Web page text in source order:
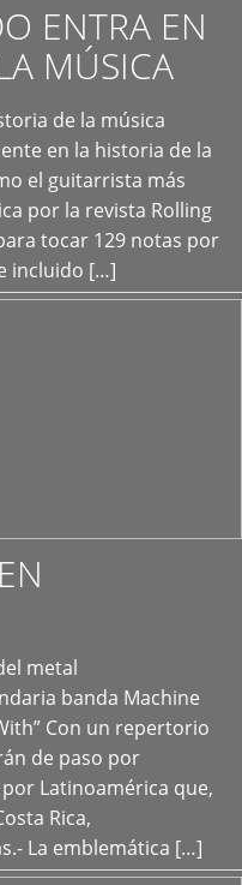
ENTRA EN
MÚSICA
de la música
en la historia de la
el guitarrista más
por la revista Rolling
tocar 129 notas por
incluido […]
metal
banda Machine
Con un repertorio
de paso por
Latinoamérica que,
Rica,
La emblemática […]